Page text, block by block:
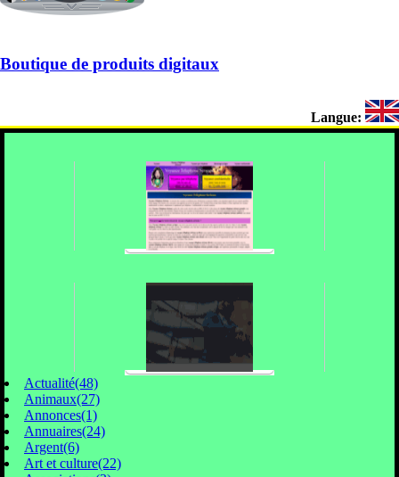
Boutique de produits digitaux
Langue:
Actualité(48)
Animaux(27)
Annonces(1)
Annuaires(24)
Argent(6)
Art et culture(22)